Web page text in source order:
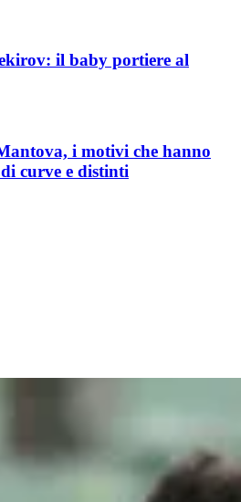
il baby portiere al
i motivi che hanno
curve e distinti